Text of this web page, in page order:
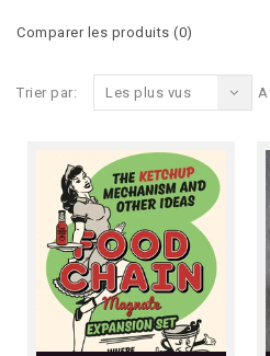
Comparer les produits (0)
Trier par: Les plus vus